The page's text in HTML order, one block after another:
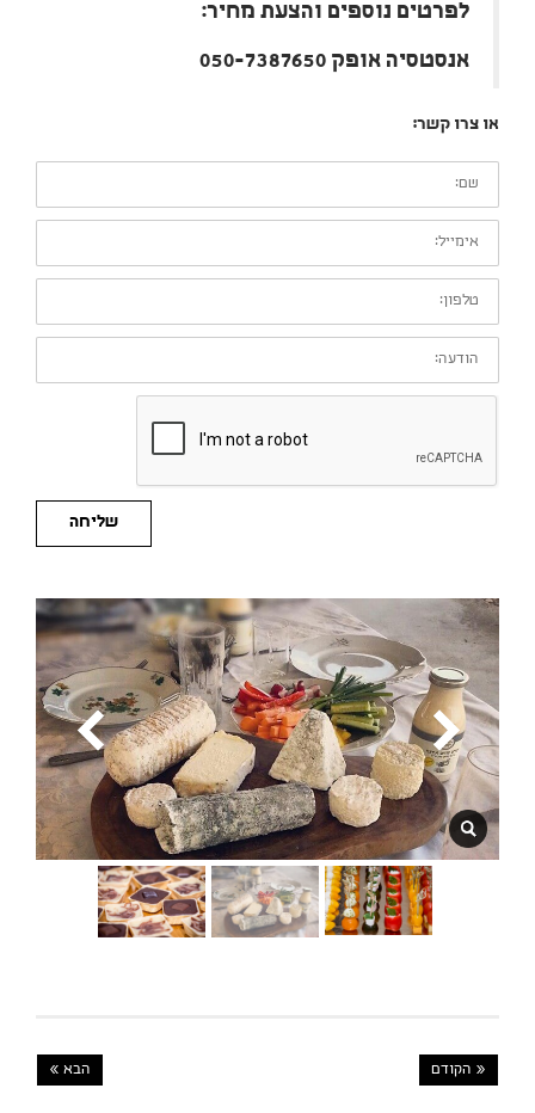
לפרטים נוספים והצעת מחיר:
אנסטסיה אופק 050-7387650
או צרו קשר:
שם:
אימייל:
טלפון:
הודעה:
שליחה
« הקודם הבא »